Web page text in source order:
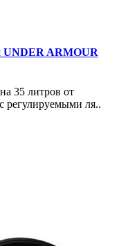
UNDER ARMOUR
35 литров от
регулируемыми ля..